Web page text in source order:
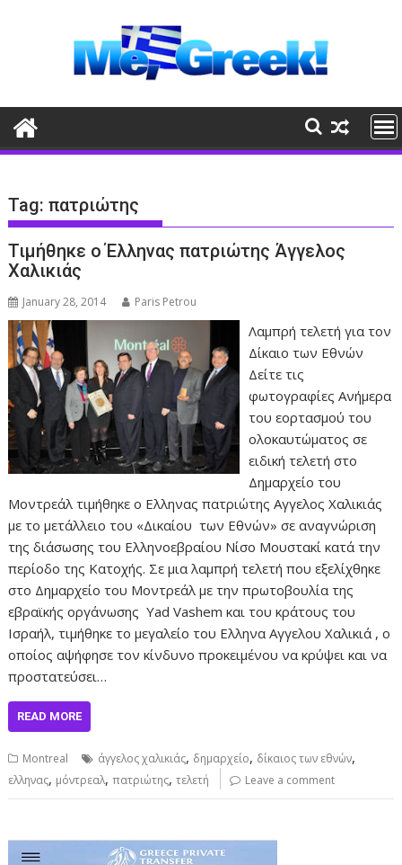
Tag:πατριώτης
Τιμήθηκε ο Έλληνας πατριώτης Άγγελος
Χαλικιάς
January 28, 2014 Paris Petrou
Λαμπρή τελετή για τον
Δίκαιο των Εθνών
Δείτε τις
φωτογραφίες Ανήμερα
του εορτασμού του
ολοκαυτώματος σε
ειδική τελετή στο
Δημαρχείο του
Μοντρεάλ τιμήθηκε ο Ελληνας πατριώτης Αγγελος Χαλικιάς
με το μετάλλειο του «Δικαίου των Εθνών» σε αναγνώριση
της διάσωσης του Ελληνοεβραίου Νίσο Μουστακί κατά την
περίοδο της Κατοχής. Σε μια λαμπρή τελετή που εξελίχθηκε
στο Δημαρχείο του Μοντρεάλ με την πρωτοβουλία της
εβραϊκής οργάνωσης Yad Vashem και του κράτους του
Ισραήλ, τιμήθηκε το μεγαλείο του Ελληνα Αγγελου Χαλικιά , ο
οποίος αψήφησε τον κίνδυνο προκειμένου να κρύψει και να
προστατεύσει…
READ MORE
Montreal άγγελος χαλικιάς, δημαρχείο, δίκαιος των εθνών,
ελληνας, μόντρεαλ,πατριώτης,τελετή Leave a comment